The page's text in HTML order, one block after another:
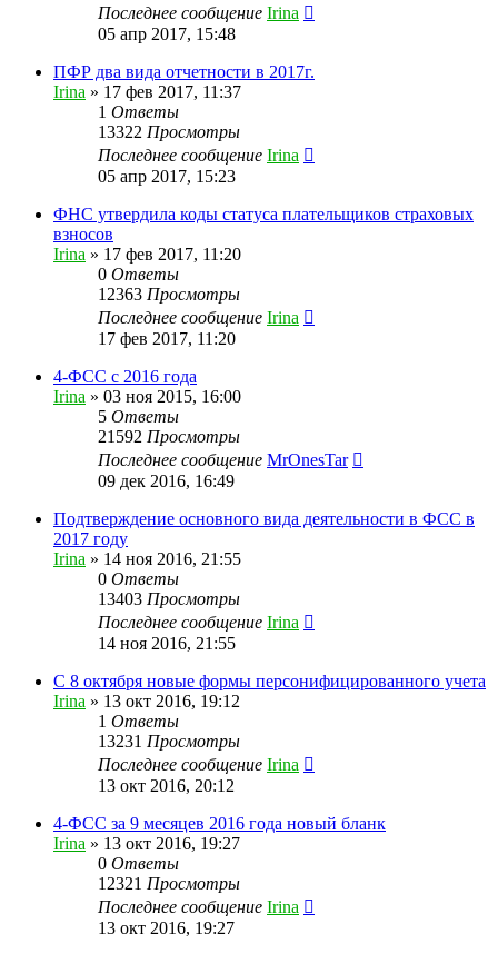
Последнее сообщение Irina
05 апр 2017, 15:48
ПФР два вида отчетности в 2017г.
Irina » 17 фев 2017, 11:37
1 Ответы
13322 Просмотры
Последнее сообщение Irina
05 апр 2017, 15:23
ФНС утвердила коды статуса плательщиков страховых
взносов
Irina » 17 фев 2017, 11:20
0 Ответы
12363 Просмотры
Последнее сообщение Irina
17 фев 2017, 11:20
4-ФСС с 2016 года
Irina » 03 ноя 2015, 16:00
5 Ответы
21592 Просмотры
Последнее сообщение MrOnesTar
09 дек 2016, 16:49
Подтверждение основного вида деятельности в ФСС в
2017 году
Irina » 14 ноя 2016, 21:55
0 Ответы
13403 Просмотры
Последнее сообщение Irina
14 ноя 2016, 21:55
С 8 октября новые формы персонифицированного учета
Irina » 13 окт 2016, 19:12
1 Ответы
13231 Просмотры
Последнее сообщение Irina
13 окт 2016, 20:12
4-ФСС за 9 месяцев 2016 года новый бланк
Irina » 13 окт 2016, 19:27
0 Ответы
12321 Просмотры
Последнее сообщение Irina
13 окт 2016, 19:27